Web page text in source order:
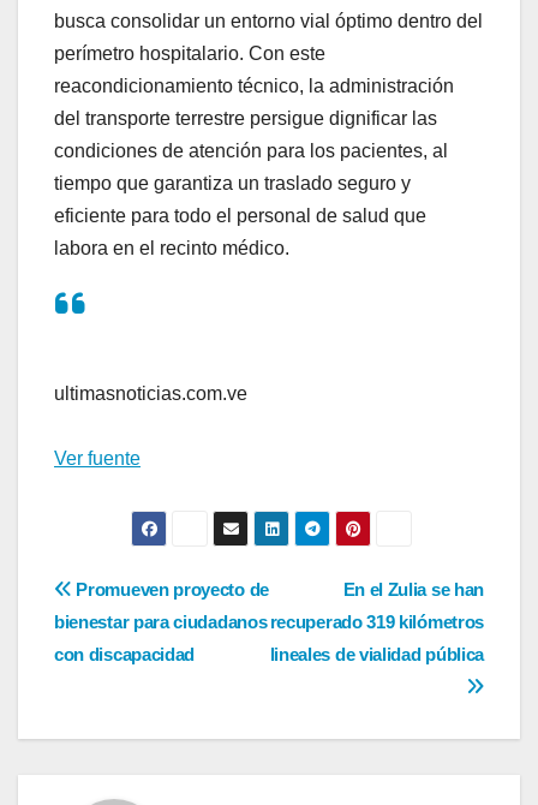
busca consolidar un entorno vial óptimo dentro del
perímetro hospitalario. Con este
reacondicionamiento técnico, la administración
del transporte terrestre persigue dignificar las
condiciones de atención para los pacientes, al
tiempo que garantiza un traslado seguro y
eficiente para todo el personal de salud que
labora en el recinto médico.
ultimasnoticias.com.ve
Ver fuente
Navegación
de
En el Zulia se han
recuperado 319 kilómetros
lineales de vialidad pública
Promueven proyecto de
bienestar para ciudadanos
con discapacidad